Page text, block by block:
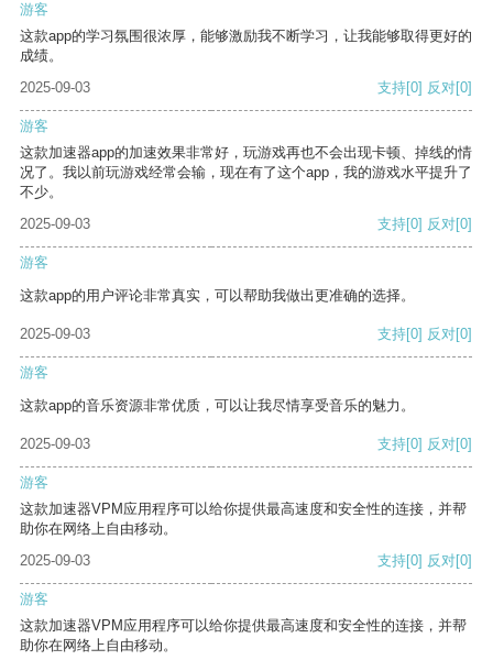
游客
这款app的学习氛围很浓厚，能够激励我不断学习，让我能够取得更好的
成绩。
2025-09-03
支持[0] 反对[0]
游客
这款加速器app的加速效果非常好，玩游戏再也不会出现卡顿、掉线的情
况了。我以前玩游戏经常会输，现在有了这个app，我的游戏水平提升了
不少。
2025-09-03
支持[0] 反对[0]
游客
这款app的用户评论非常真实，可以帮助我做出更准确的选择。
2025-09-03 支持[0] 反对[0]
游客
这款app的音乐资源非常优质，可以让我尽情享受音乐的魅力。
2025-09-03 支持[0] 反对[0]
游客
这款加速器VPM应用程序可以给你提供最高速度和安全性的连接，并帮
助你在网络上自由移动。
2025-09-03
支持[0] 反对[0]
游客
这款加速器VPM应用程序可以给你提供最高速度和安全性的连接，并帮
助你在网络上自由移动。